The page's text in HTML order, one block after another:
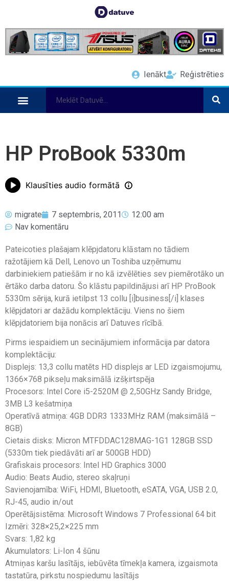
Ienākt Reģistrēties
HP ProBook 5330m
Klausīties audio formātā
migrate 7 septembris, 2011
12:00 am
Nav komentāru
Pateicoties plašajam klēpjdatoru klāstam no tādiem
ražotājiem kā Dell, Lenovo un Toshiba uzņēmumu
darbiniekiem patiešām ir no kā izvēlēties sev piemērotāko un
ērtāko darba datoru. Šo klāstu papildinājusi arī HP ProBook
5330m sērija, kurā ietilpst 13 collu [i]business[/i] klases
klēpjdatori ar dažādu komplektāciju. Viens no šiem
klēpjdatoriem bija nonācis arī Datuves rīcībā.
Pirms iespaidiem un secinājumiem informācija par datora
komplektāciju:
Displejs: 13,3 collu matēts HD displejs ar LED izgaismojumu,
1366×768 pikseļu maksimālā izšķirtspēja
Procesors: Intel Core i5-2520M @ 2,50GHz Sandy Bridge,
3MB L3 kešatmiņa
Operatīvā atmiņa: 4GB DDR3 1333MHz RAM (maksimālā –
8GB)
Cietais disks: Micron MTFDDAC128MAG-1G1 128GB SSD
(5330m tiek piedāvāti arī ar 500GB HDD)
Grafiskais procesors: Intel HD Graphics 3000
Audio: Beats Audio, stereo skaļruņi
Savienojamība: WiFi, HDMI, Bluetooth, eSATA, VGA, USB 2.0,
RJ-45, audio in/out
Operētājsistēma: Microsoft Windows 7 Professional 64 bit
Izmēri: 328×25,2×225 mm
Svars: 1,82 kg
Akumulators: Li-Ion 4 šūnu
Atmiņas karšu lasītājs, iebūvēta tīmekļa kamera, izgaismota
tastatūra, pirkstu nospiedumu lasītājs